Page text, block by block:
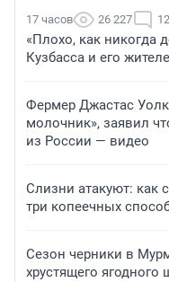
17 часов 26 227
«Плохо, как никогда
Кузбасса и его
Фермер Джастас
молочник», заявил
из России — видео
Слизни атакуют: как
три копеечных
Сезон черники в
хрустящего ягодного